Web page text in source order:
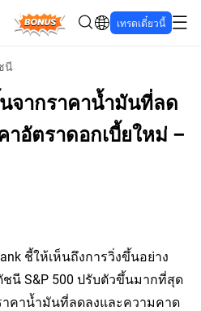
Bonus เทรดเดี๋ยวนี้
นี
จากราคาน้ำมันที่ลด
าอัตราดอกเบี้ยใหม่ –
ชี้ให้เห็นถึงการวิ่งขึ้นอย่าง
นี S&P 500 ปรับตัวขึ้นมากที่สุด
าคาน้ำมันที่ลดลงและความคาด